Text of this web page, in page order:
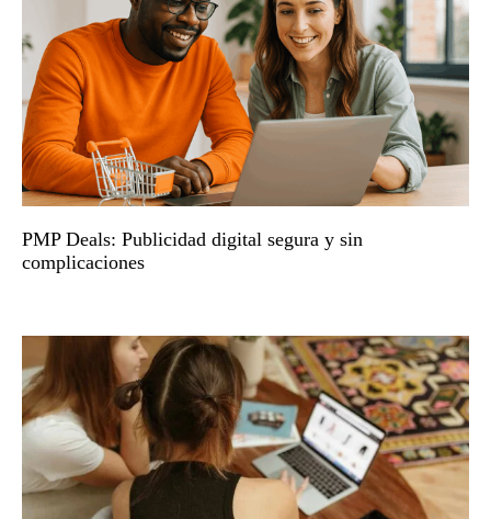
PMP Deals: Publicidad digital segura y sin
complicaciones